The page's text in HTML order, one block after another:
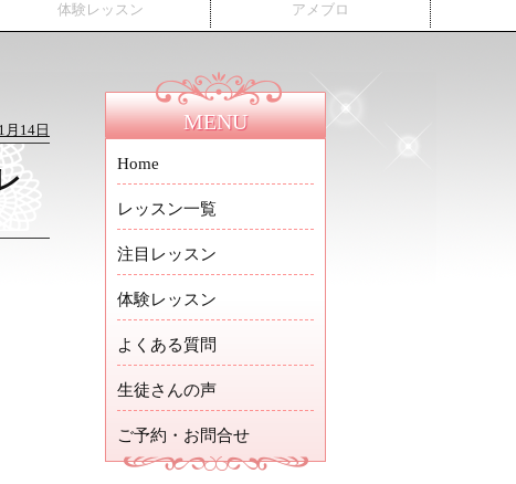
体験レッスン アメブロ
月14日 MENU
Home
レッスン一覧
注目レッスン
体験レッスン
よくある質問
生徒さんの声
ご予約・お問合せ